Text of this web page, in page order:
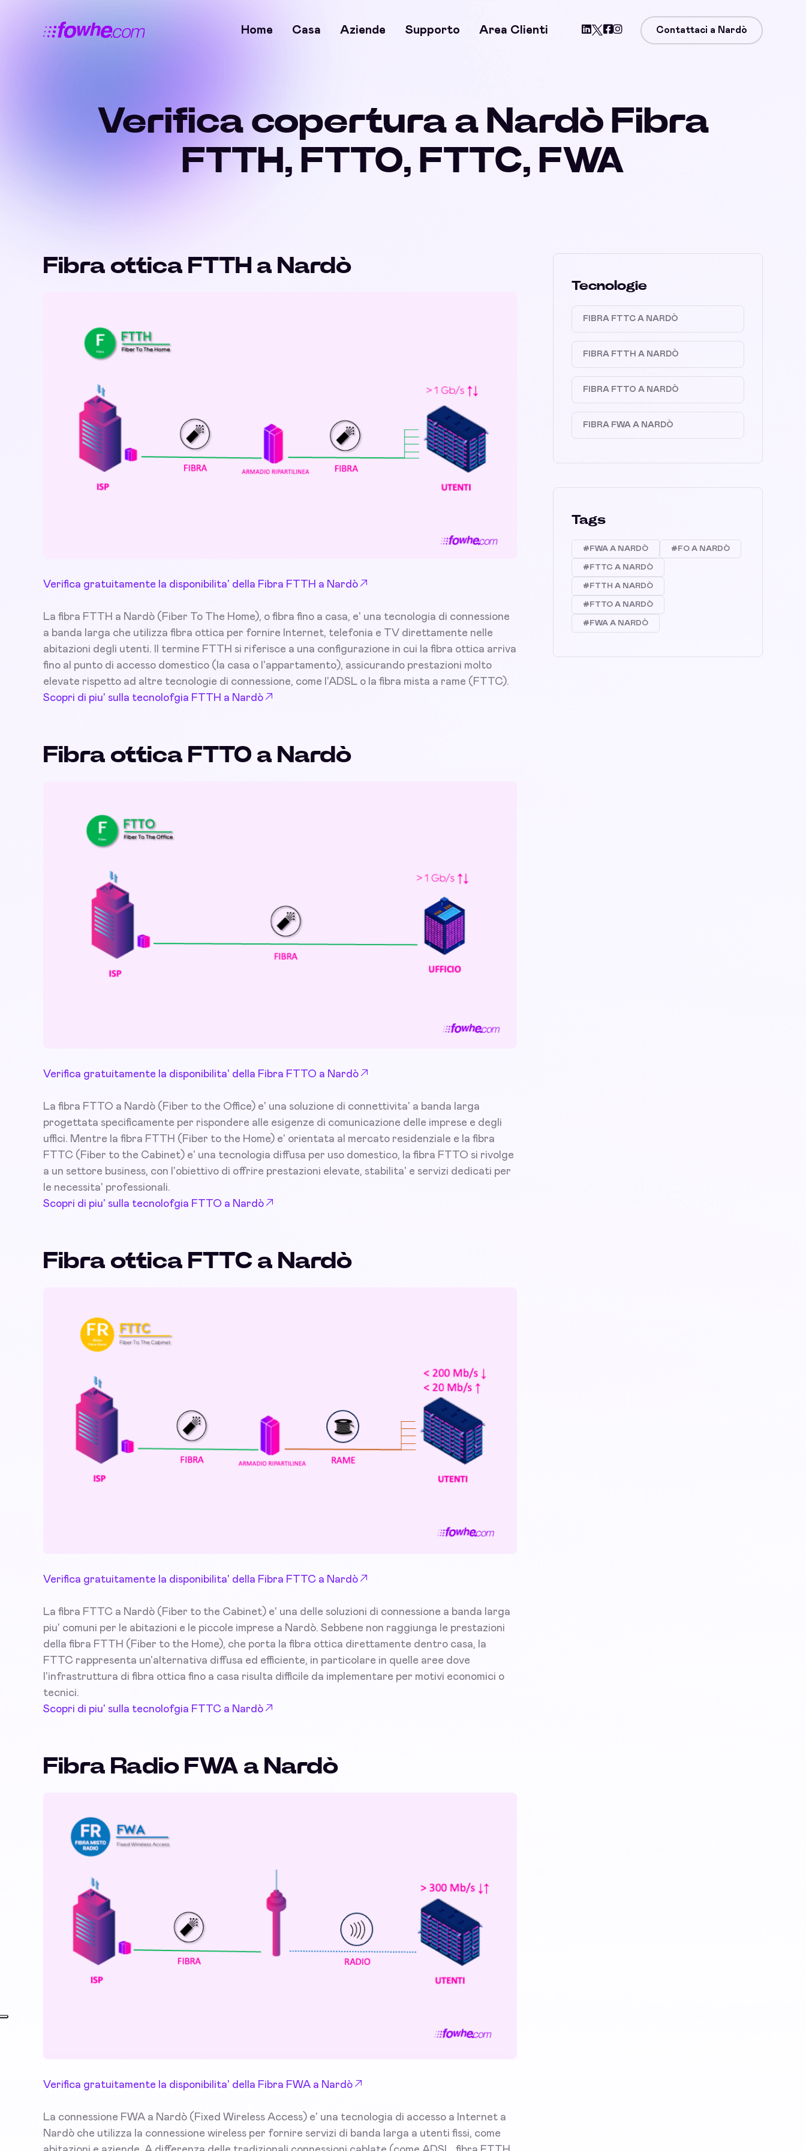
Home Casa Aziende Supporto Area Clienti Contattaci a Nardò
Verifica copertura a Nardò Fibra
FTTH, FTTO, FTTC, FWA
Fibra ottica FTTH a Nardò
Verifica gratuitamente la disponibilita' della Fibra FTTH a Nardò
La fibra FTTH a Nardò (Fiber To The Home), o fibra fino a casa, e' una tecnologia di connessione
a banda larga che utilizza fibra ottica per fornire Internet, telefonia e TV direttamente nelle
abitazioni degli utenti. Il termine FTTH si riferisce a una configurazione in cui la fibra ottica arriva
fino al punto di accesso domestico (la casa o l'appartamento), assicurando prestazioni molto
elevate rispetto ad altre tecnologie di connessione, come l'ADSL o la fibra mista a rame (FTTC).
Scopri di piu' sulla tecnolofgia FTTH a Nardò
Fibra ottica FTTO a Nardò
Verifica gratuitamente la disponibilita' della Fibra FTTO a Nardò
La fibra FTTO a Nardò (Fiber to the Office) e' una soluzione di connettivita' a banda larga
progettata specificamente per rispondere alle esigenze di comunicazione delle imprese e degli
uffici. Mentre la fibra FTTH (Fiber to the Home) e' orientata al mercato residenziale e la fibra
FTTC (Fiber to the Cabinet) e' una tecnologia diffusa per uso domestico, la fibra FTTO si rivolge
a un settore business, con l'obiettivo di offrire prestazioni elevate, stabilita' e servizi dedicati per
le necessita' professionali.
Scopri di piu' sulla tecnolofgia FTTO a Nardò
Fibra ottica FTTC a Nardò
Verifica gratuitamente la disponibilita' della Fibra FTTC a Nardò
La fibra FTTC a Nardò (Fiber to the Cabinet) e' una delle soluzioni di connessione a banda larga
piu' comuni per le abitazioni e le piccole imprese a Nardò. Sebbene non raggiunga le prestazioni
della fibra FTTH (Fiber to the Home), che porta la fibra ottica direttamente dentro casa, la
FTTC rappresenta un'alternativa diffusa ed efficiente, in particolare in quelle aree dove
l'infrastruttura di fibra ottica fino a casa risulta difficile da implementare per motivi economici o
tecnici.
Scopri di piu' sulla tecnolofgia FTTC a Nardò
Fibra Radio FWA a Nardò
Verifica gratuitamente la disponibilita' della Fibra FWA a Nardò
La connessione FWA a Nardò (Fixed Wireless Access) e' una tecnologia di accesso a Internet a
Nardò che utilizza la connessione wireless per fornire servizi di banda larga a utenti fissi, come
Tecnologie
FIBRA FTTC A NARDÒ
FIBRA FTTH A NARDÒ
FIBRA FTTO A NARDÒ
FIBRA FWA A NARDÒ
Tags
#FWA A NARDÒ #FO A NARDÒ
#FTTC A NARDÒ
#FTTH A NARDÒ
#FTTO A NARDÒ
#FWA A NARDÒ